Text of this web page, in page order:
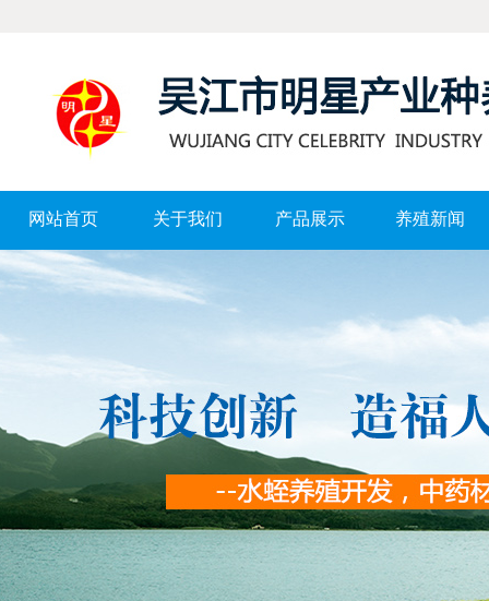
网站首页 关于我们 产品展示 养殖新闻